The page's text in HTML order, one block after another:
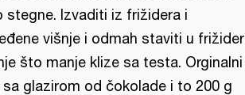
stegne. Izvaditi iz frižidera i
višnje i odmah staviti u frižider
što manje klize sa testa. Orginalni
sa glazirom od čokolade i to 200 g